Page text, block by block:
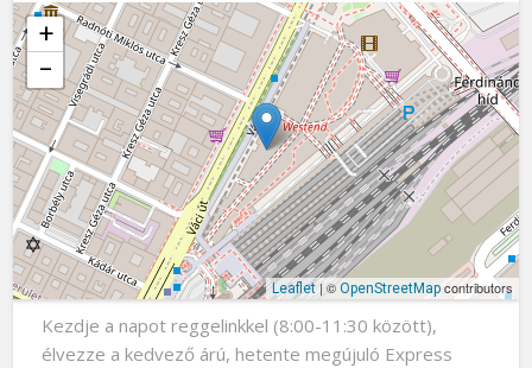
+
−
Leaflet| © OpenStreetMapcontributors
Axis Café & Lounge (Crowne Plaza****)
Váci út 1-3. , 1062Budapest
Kezdje a napot reggelinkkel (8:00-11:30 között),
élvezze a kedvező árú, hetente megújuló Express